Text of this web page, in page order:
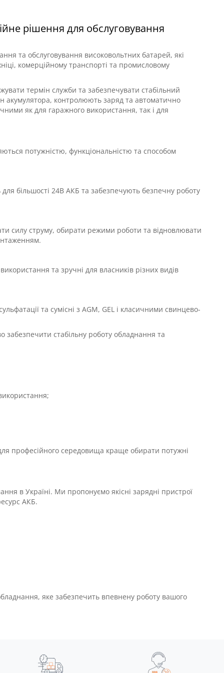
тарішення для обслуговування
та обслуговування високовольтних батарей, які
комерційному транспорті та промисловому
термін служби та забезпечувати стабільний
акумулятора, контролюють заряд та автоматично
як для гаражного використання, так і для
потужністю, функціональністю та способом
більшості 24В АКБ та забезпечують безпечну роботу
силу струму, обирати режими роботи та відновлювати
та зручні для власників різних видів
та сумісні з AGM, GEL і класичними свинцево-
забезпечити стабільну роботу обладнання та
професійного середовища краще обирати потужні
в Україні. Ми пропонуємо якісні зарядні пристрої
АКБ.
яке забезпечить впевнену роботу вашого